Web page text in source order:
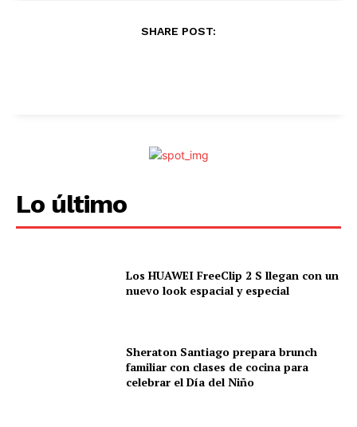
SHARE POST:
Lo último
Los HUAWEI FreeClip 2 S llegan con un
nuevo look espacial y especial
Sheraton Santiago prepara brunch
familiar con clases de cocina para
celebrar el Día del Niño